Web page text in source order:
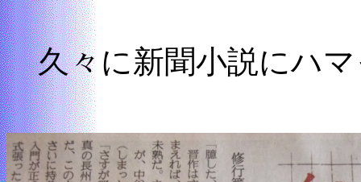
久々に新聞小説にハマ